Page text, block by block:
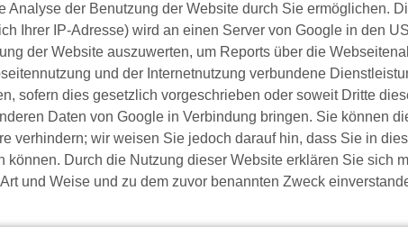
Analyse der Benutzung der Website durch Sie ermöglichen.
Ihrer IP-Adresse) wird an einen Server von Google in den
der Website auszuwerten, um Reports über die
und der Internetnutzung verbundene
sofern dies gesetzlich vorgeschrieben oder soweit Dritte
Daten von Google in Verbindung bringen. Sie können
verhindern; wir weisen Sie jedoch darauf hin, dass Sie in
Durch die Nutzung dieser Website erklären Sie sich
und Weise und zu dem zuvor benannten Zweck